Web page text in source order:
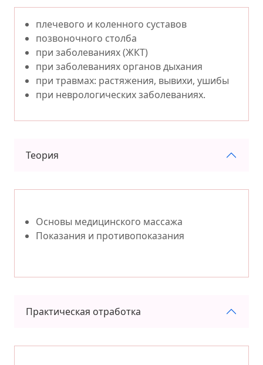
плечевого и коленного суставов
позвоночного столба
при заболеваниях (ЖКТ)
при заболеваниях органов дыхания
при травмах: растяжения, вывихи, ушибы
при неврологических заболеваниях.
Теория
Основы медицинского массажа
Показания и противопоказания
Практическая отработка